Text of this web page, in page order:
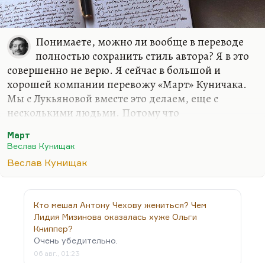
Понимаете, можно ли вообще в переводе
полностью сохранить стиль автора? Я в это
совершенно не верю. Я сейчас в большой и
хорошей компании перевожу «Март» Куничака.
Мы с Лукьяновой вместе это делаем, еще с
несколькими людьми. Потому что
в одиночку при той нагрузке, которая есть у меня.
А Куничак – это такая хорошая литература, что
невозможно ее переводить буквально. Нужно для
бы автора вы ни взялись, вы обречены
преодолевать (по-набоковски говоря) наследие
отцов, потому что вы обязаны осовременивать
язык, придавать ему черты. Это как
киноадаптация шедевра.
Март
Веслав Кунищак
Веслав Кунищак
Кто мешал Антону Чехову жениться? Чем
Лидия Мизинова оказалась хуже Ольги
Книппер?
Очень убедительно.
06 авг., 01:23